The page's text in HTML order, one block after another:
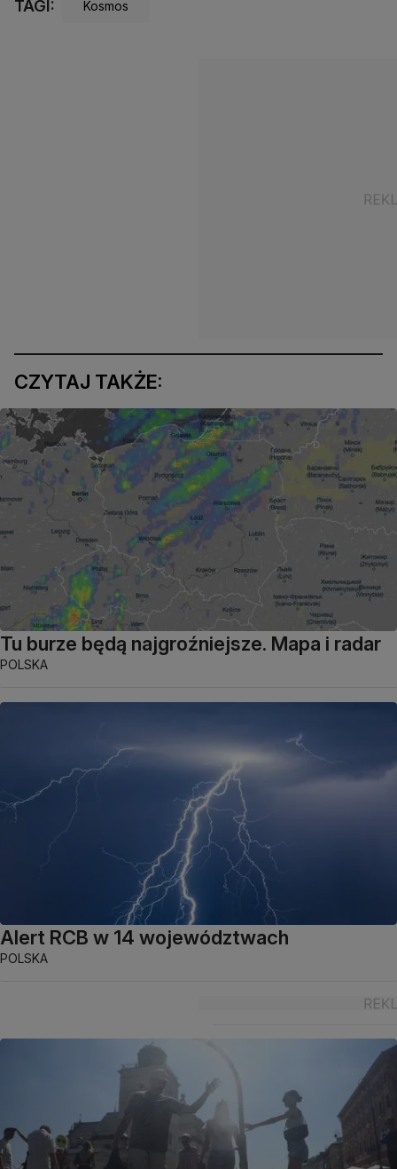
TAGI: Kosmos
CZYTAJ TAKŻE:
Tu burze będą najgroźniejsze. Mapa i radar
POLSKA
Alert RCB w 14 województwach
POLSKA